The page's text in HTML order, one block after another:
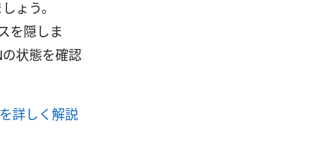
ょう。
を隠しま
状態を確認
詳しく解説